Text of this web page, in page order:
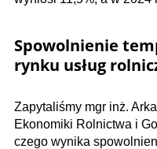
Spowolnienie
rynku usług
Zapytaliśmy mgr inż.
Ekonomiki Rolnictwa i
czego wynika